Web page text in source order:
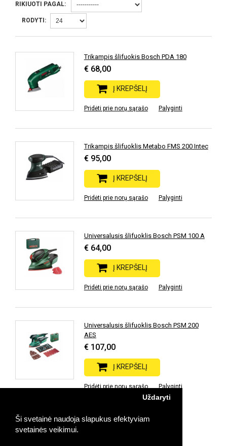
Ši svetainė naudoja slapukus efektyviam
svetainės veikimui.
Uždaryti
RIKIUOTI PAGAL:
RODYTI:
Trikampis šlifuokis Bosch PDA 180
€ 68,00
Į KREPŠELĮ
Pridėti prie norų sąrašo Palyginti
Trikampis šlifuoklis Metabo FMS 200 Intec
€ 95,00
Į KREPŠELĮ
Pridėti prie norų sąrašo Palyginti
Universalusis šlifuoklis Bosch PSM 100 A
€ 64,00
Į KREPŠELĮ
Pridėti prie norų sąrašo Palyginti
Universalusis šlifuoklis Bosch PSM 200
AES
€ 107,00
Į KREPŠELĮ
Pridėti prie norų sąrašo Palyginti
Prekių: 4 | Rodoma: 1-4 | Puslapių: 1